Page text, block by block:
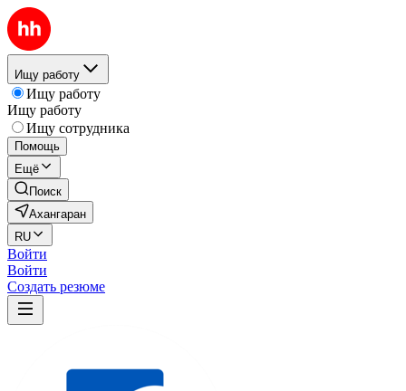
Ищу работу
Ищу работу
Ищу работу
Ищу сотрудника
Помощь
Ещё
Поиск
Ахангаран
RU
Войти
Войти
Создать резюме